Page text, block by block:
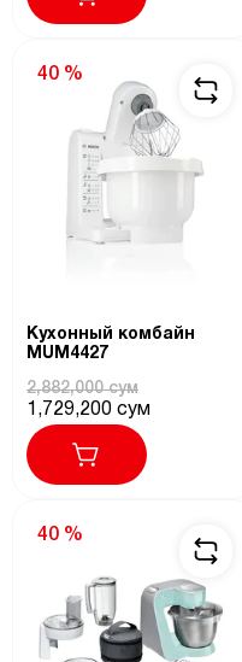
40 %
Кухонный комбайн
MUM4427
2,882,000 сум
1,729,200 сум
40 %